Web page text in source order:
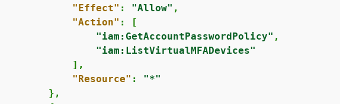
"Effect" : "Allow" ,
"Action" : [
"iam:GetAccountPasswordPolicy" ,
"iam:ListVirtualMFADevices"
            ],
"Resource" : "*"
        },